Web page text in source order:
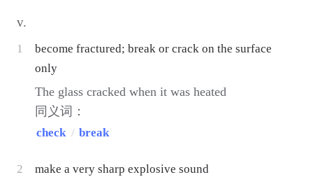
v.
1
become fractured; break or crack on the surface
only
The glass cracked when it was heated
同义词：
check / break
2 make a very sharp explosive sound